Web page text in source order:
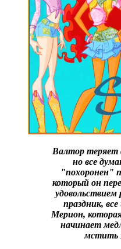
Валтор теряет
но все
"похоронен"
который он
праздник,
Мерион,
начинает
мстить